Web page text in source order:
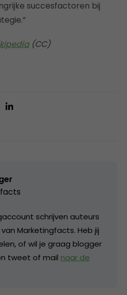
succesfactoren bij
(CC)
schrijven auteurs
Marketingfacts. Heb jij
of wil je graag blogger
tweet of mail naar de